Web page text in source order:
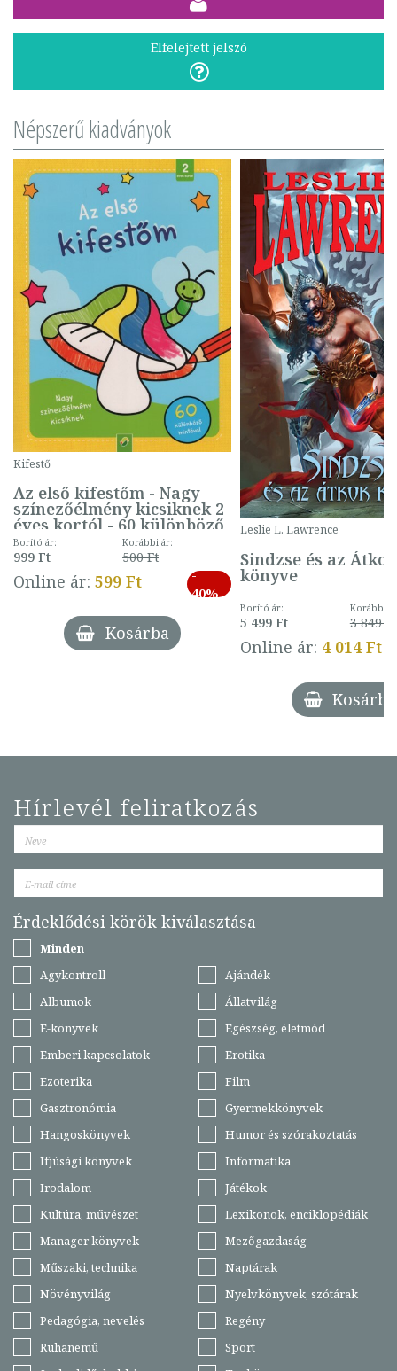
Elfelejtett jelszó
Népszerű kiadványok
Kifestő
Az első kifestőm - Nagy
színezőélmény kicsiknek 2
éves kortól - 60 különböző
mintával (gombás)
Borító ár:
999 Ft
Korábbi ár:
500 Ft
Online ár: 599 Ft
-
40%
Kosárba
Leslie L. Lawrence
Sindzse és az Átkok
könyve
Borító ár:
5 499 Ft
Korábbi
3 849 Ft
Online ár: 4 014 Ft
Kosárba
Hírlevél feliratkozás
Érdeklődési körök kiválasztása
Minden
Agykontroll
Ajándék
Albumok
Állatvilág
E-könyvek
Egészség, életmód
Emberi kapcsolatok
Erotika
Ezoterika
Film
Gasztronómia
Gyermekkönyvek
Hangoskönyvek
Humor és szórakoztatás
Ifjúsági könyvek
Informatika
Irodalom
Játékok
Kultúra, művészet
Lexikonok, enciklopédiák
Manager könyvek
Mezőgazdaság
Műszaki, technika
Naptárak
Növényvilág
Nyelvkönyvek, szótárak
Pedagógia, nevelés
Regény
Ruhanemű
Sport